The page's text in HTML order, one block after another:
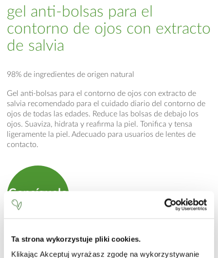
Ta strona wykorzystuje pliki cookies.
Klikając Akceptuj wyrażasz zgodę na wykorzystywanie
gel anti-bolsas para el
contorno de ojos con extracto
de salvia
98% de ingredientes de origen natural
Gel anti-bolsas para el contorno de ojos con extracto de
salvia recomendado para el cuidado diario del contorno de
ojos de todas las edades. Reduce las bolsas de debajo los
ojos. Suaviza, hidrata y reafirma la piel. Tonifica y tensa
ligeramente la piel. Adecuado para usuarios de lentes de
contacto.
Consíguelo
en la tienda online
MODO DE EMPLEO